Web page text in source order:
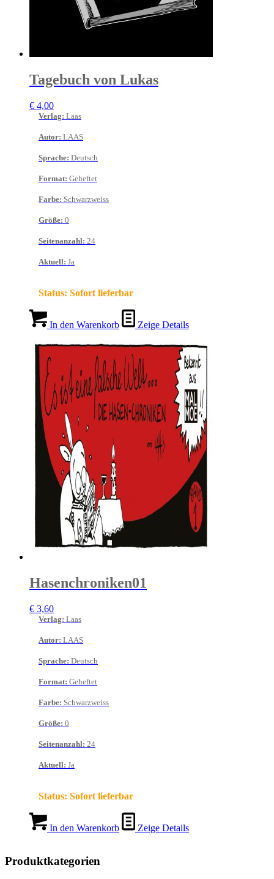
Tagebuch von Lukas
€ 4,00
Verlag: Laas
Autor: LAAS
Sprache: Deutsch
Format: Geheftet
Farbe: Schwarzweiss
Größe: 0
Seitenanzahl: 24
Aktuell: Ja
Status: Sofort lieferbar
In den Warenkorb Zeige Details
Hasenchroniken01
€ 3,60
Verlag: Laas
Autor: LAAS
Sprache: Deutsch
Format: Geheftet
Farbe: Schwarzweiss
Größe: 0
Seitenanzahl: 24
Aktuell: Ja
Status: Sofort lieferbar
In den Warenkorb Zeige Details
Produktkategorien